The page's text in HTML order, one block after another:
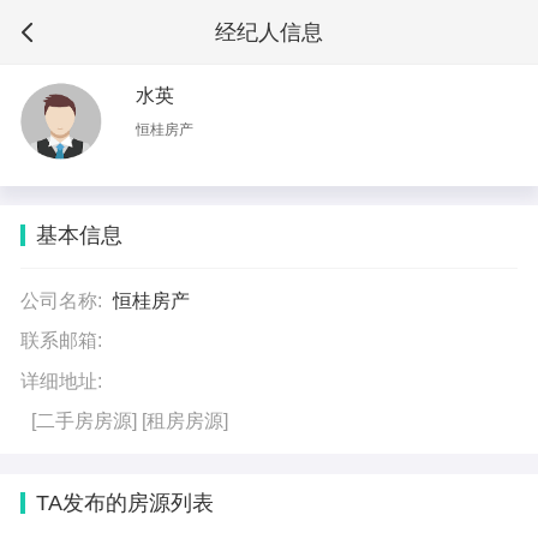
经纪人信息
水英
恒桂房产
基本信息
公司名称: 恒桂房产
联系邮箱:
详细地址:
[二手房房源] [租房房源]
TA发布的房源列表